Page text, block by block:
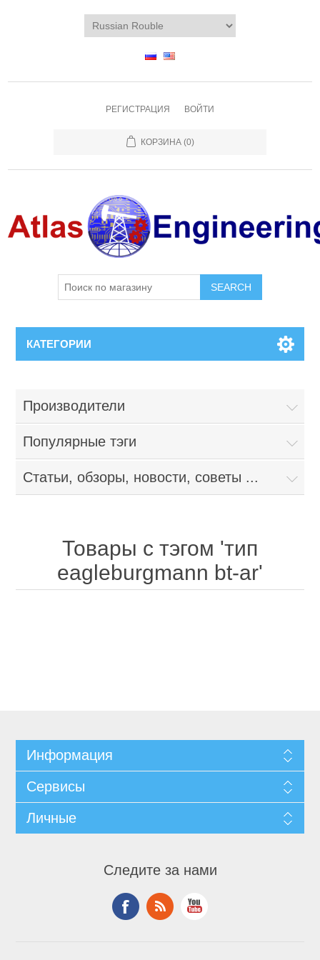
РЕГИСТРАЦИЯ ВОЙТИ
КОРЗИНА (0)
КАТЕГОРИИ
Производители
Популярные тэги
Статьи, обзоры, новости, советы ...
Товары с тэгом 'тип
eagleburgmann bt-ar'
Информация
Сервисы
Личные
Следите за нами